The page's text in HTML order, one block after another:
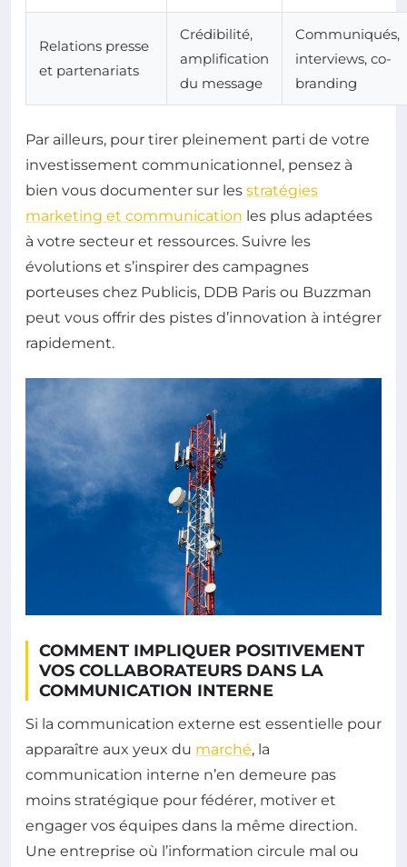
Relations presse
et partenariats
Crédibilité,
amplification
du message
Communiqués,
interviews, co-
branding
Par ailleurs, pour tirer pleinement parti de votre
investissement communicationnel, pensez à
bien vous documenter sur les stratégies
marketing et communication les plus adaptées
à votre secteur et ressources. Suivre les
évolutions et s’inspirer des campagnes
porteuses chez Publicis, DDB Paris ou Buzzman
peut vous offrir des pistes d’innovation à intégrer
rapidement.
COMMENT IMPLIQUER POSITIVEMENT
VOS COLLABORATEURS DANS LA
COMMUNICATION INTERNE
Si la communication externe est essentielle pour
apparaître aux yeux du marché, la
communication interne n’en demeure pas
moins stratégique pour fédérer, motiver et
engager vos équipes dans la même direction.
Une entreprise où l’information circule mal ou